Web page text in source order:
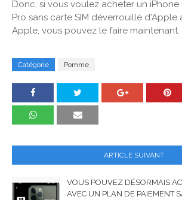
Donc, si vous voulez acheter un iPhone
Pro sans carte SIM déverrouillé d'Apple
Apple, vous pouvez le faire maintenant.
Catégorie Pomme
ARTICLE SUIVANT
VOUS POUVEZ DÉSORMAIS
AVEC UN PLAN DE PAIEMENT